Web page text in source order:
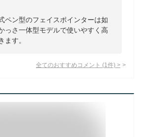
ペン型のフェイスポインターは如
っさ一体型モデルで使いやすく高
ます。
全てのおすすめコメント (1 件) >